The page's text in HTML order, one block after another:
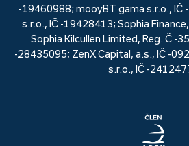
-19460988; mooyBT gama s.r.o., IČ
s.r.o., IČ -19428413; Sophia
Sophia Kilcullen Limited, Reg. Č -
-28435095; ZenX Capital, a.s., IČ -
s.r.o., IČ -